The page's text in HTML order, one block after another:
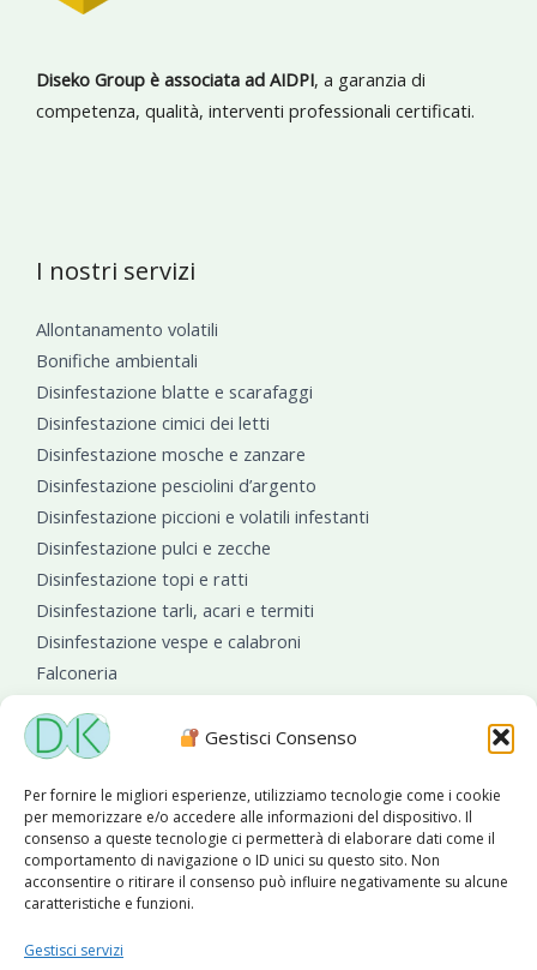
Gestisci Consenso
Per fornire le migliori esperienze, utilizziamo tecnologie come i cookie
per memorizzare e/o accedere alle informazioni del dispositivo. Il
consenso a queste tecnologie ci permetterà di elaborare dati come il
comportamento di navigazione o ID unici su questo sito. Non
acconsentire o ritirare il consenso può influire negativamente su alcune
caratteristiche e funzioni.
Gestisci servizi
Diseko Group è associata ad AIDPI, a garanzia di
competenza, qualità, interventi professionali certificati.
I nostri servizi
Allontanamento volatili
Bonifiche ambientali
Disinfestazione blatte e scarafaggi
Disinfestazione cimici dei letti
Disinfestazione mosche e zanzare
Disinfestazione pesciolini d’argento
Disinfestazione piccioni e volatili infestanti
Disinfestazione pulci e zecche
Disinfestazione topi e ratti
Disinfestazione tarli, acari e termiti
Disinfestazione vespe e calabroni
Falconeria
Sanificazioni ambientali